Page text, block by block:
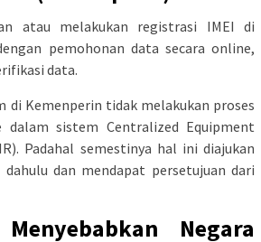
atau melakukan registrasi IMEI di
pemohonan data secara online,
data.
di Kemenperin tidak melakukan proses
dalam sistem Centralized Equipment
Padahal semestinya hal ini diajukan
dan mendapat persetujuan dari
Negara